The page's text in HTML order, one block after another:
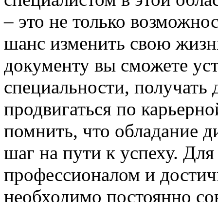
– это не только
шанс изменить свою
документу вы сможете
специальности,
продвигаться по
помнить, что обладание
шаг на пути к успеху.
профессионалом и
необходимо постоянно